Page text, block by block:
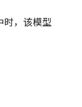
时，该模型